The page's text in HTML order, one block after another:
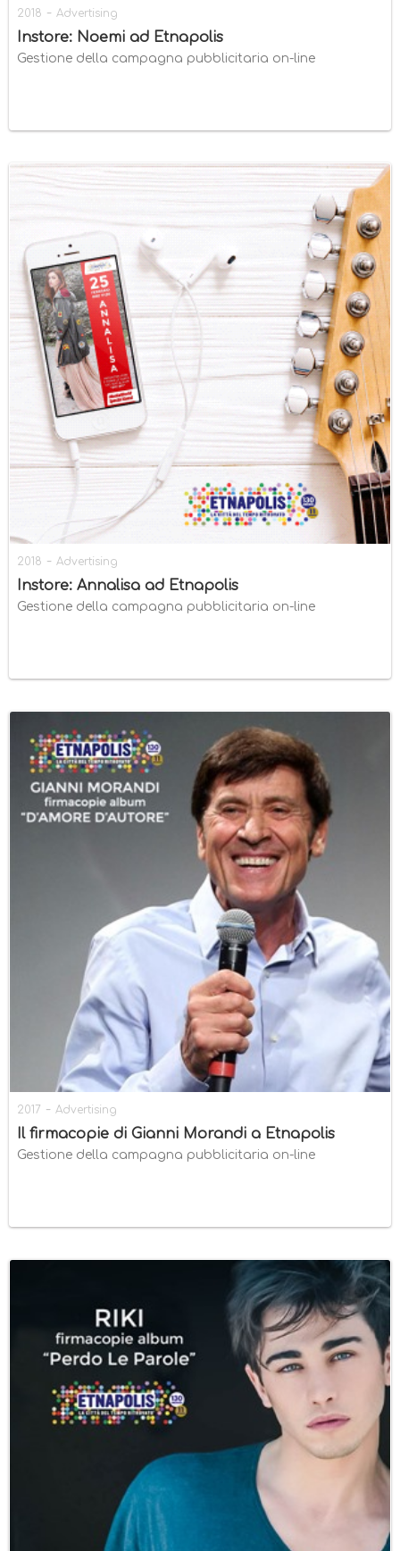
2018 - Advertising
Instore: Noemi ad Etnapolis
Gestione della campagna pubblicitaria on-line
2018 - Advertising
Instore: Annalisa ad Etnapolis
Gestione della campagna pubblicitaria on-line
2017 - Advertising
Il firmacopie di Gianni Morandi a Etnapolis
Gestione della campagna pubblicitaria on-line